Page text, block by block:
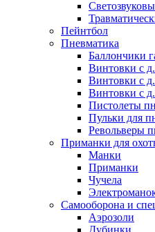
Пейнтбол
Пневматика
Баллончики
Винтовки с
Винтовки с
Винтовки с
Пистолеты
Пульки для
Револьверы
Приманки для
Манки
Приманки
Чучела
Самооборона и
Аэрозоли
Дубинки